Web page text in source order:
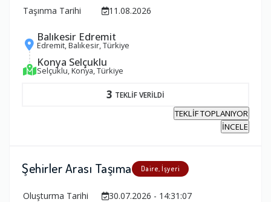
Taşınma Tarihi
11.08.2026
Balıkesir Edremit
Edremit, Balıkesir, Türkiye
Konya Selçuklu
Selçuklu, Konya, Türkiye
3 TEKLİF VERİLDİ
TEKLİF TOPLANIYOR
İNCELE
Şehirler Arası Taşıma Daire, İşyeri
Oluşturma Tarihi 30.07.2026 - 14:31:07